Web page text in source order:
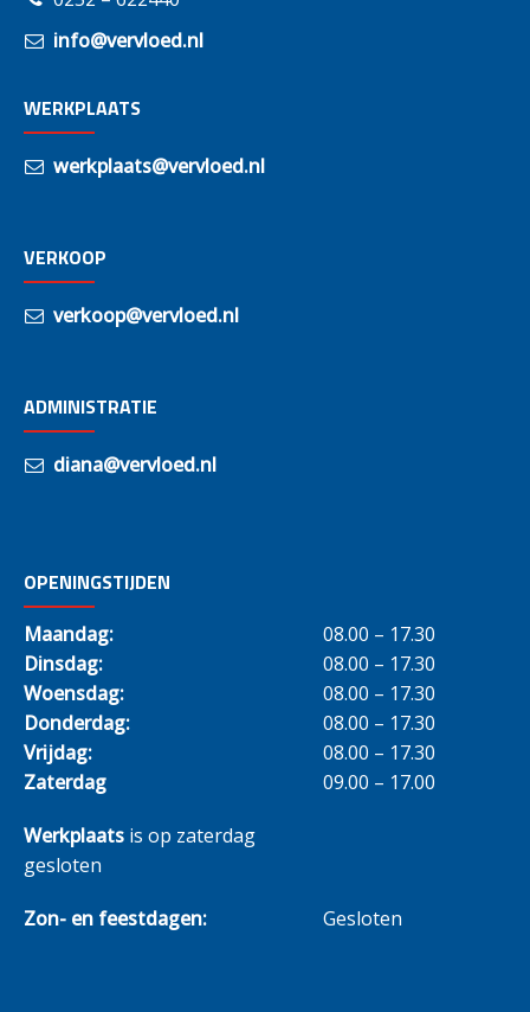
info@vervloed.nl
WERKPLAATS
werkplaats@vervloed.nl
VERKOOP
verkoop@vervloed.nl
ADMINISTRATIE
diana@vervloed.nl
OPENINGSTIJDEN
Maandag:
08.00 – 17.30
Dinsdag:
08.00 – 17.30
Woensdag:
08.00 – 17.30
Donderdag:
08.00 – 17.30
Vrijdag:
08.00 – 17.30
Zaterdag
09.00 – 17.00
Werkplaats is op zaterdag
gesloten
Zon- en feestdagen: Gesloten